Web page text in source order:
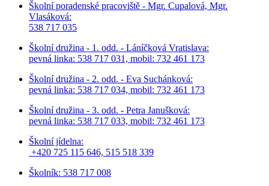
Školní poradenské pracoviště - Mgr. Cupalová, Mgr.
Vlasáková:
538 717 035
Školní družina - 1. odd. - Láníčková Vratislava:
pevná linka: 538 717 031, mobil: 732 461 173
Školní družina - 2. odd. - Eva Suchánková:
pevná linka: 538 717 034, mobil: 732 461 173
Školní družina - 3. odd. - Petra Janušková:
pevná linka: 538 717 033, mobil: 732 461 173
Školní jídelna:
+420 725 115 646, 515 518 339
Školník: 538 717 008